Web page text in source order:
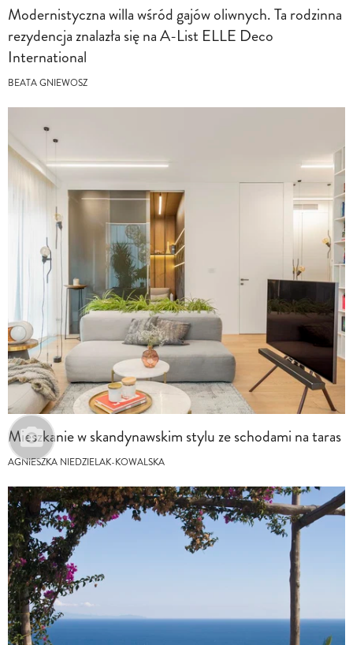
Modernistyczna willa wśród gajów oliwnych. Ta rodzinna
rezydencja znalazła się na A-List ELLE Deco
International
BEATA GNIEWOSZ
Mieszkanie w skandynawskim stylu ze schodami na taras
AGNIESZKA NIEDZIELAK-KOWALSKA